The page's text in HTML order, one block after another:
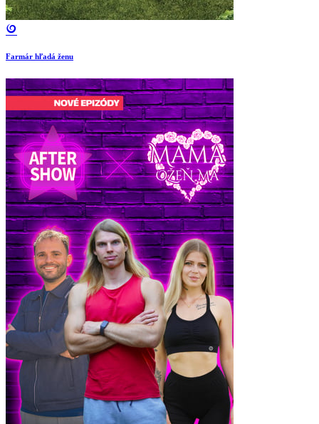
Farmár hľadá ženu